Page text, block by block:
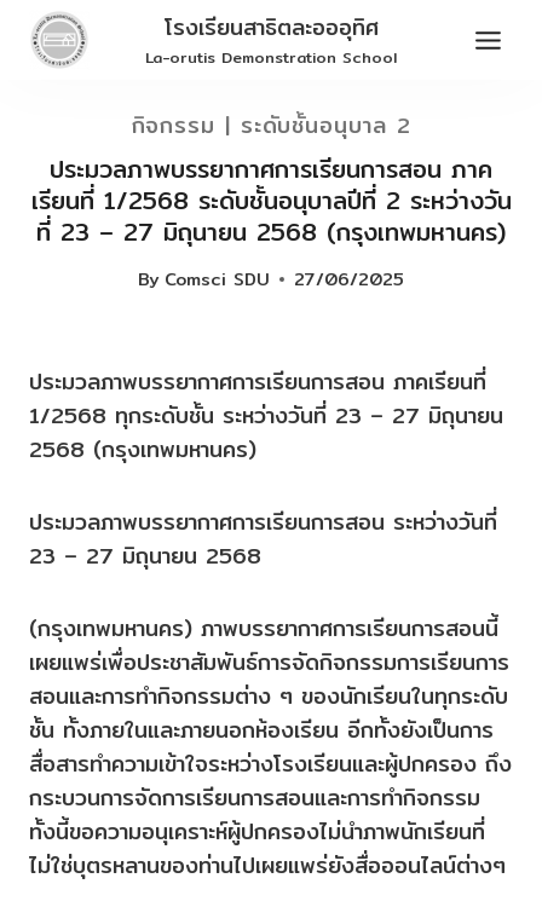
Skip
โรงเรียนสาธิตละอออุทิศ
La-orutis Demonstration School
กิจกรรม | ระดับชั้นอนุบาล 2
ประมวลภาพบรรยากาศการเรียนการสอน ภาค
เรียนที่ 1/2568 ระดับชั้นอนุบาลปีที่ 2 ระหว่างวัน
ที่ 23 – 27 มิถุนายน 2568 (กรุงเทพมหานคร)
By Comsci SDU 27/06/2025
ประมวลภาพบรรยากาศการเรียนการสอน ภาคเรียนที่
1/2568 ทุกระดับชั้น ระหว่างวันที่ 23 – 27 มิถุนายน
2568 (กรุงเทพมหานคร)
ประมวลภาพบรรยากาศการเรียนการสอน ระหว่างวันที่
23 – 27 มิถุนายน 2568
(กรุงเทพมหานคร) ภาพบรรยากาศการเรียนการสอนนี้
เผยแพร่เพื่อประชาสัมพันธ์การจัดกิจกรรมการเรียนการ
สอนและการทำกิจกรรมต่าง ๆ ของนักเรียนในทุกระดับ
ชั้น ทั้งภายในและภายนอกห้องเรียน อีกทั้งยังเป็นการ
สื่อสารทำความเข้าใจระหว่างโรงเรียนและผู้ปกครอง ถึง
กระบวนการจัดการเรียนการสอนและการทำกิจกรรม
ทั้งนี้ขอความอนุเคราะห์ผู้ปกครองไม่นำภาพนักเรียนที่
ไม่ใช่บุตรหลานของท่านไปเผยแพร่ยังสื่อออนไลน์ต่างๆ